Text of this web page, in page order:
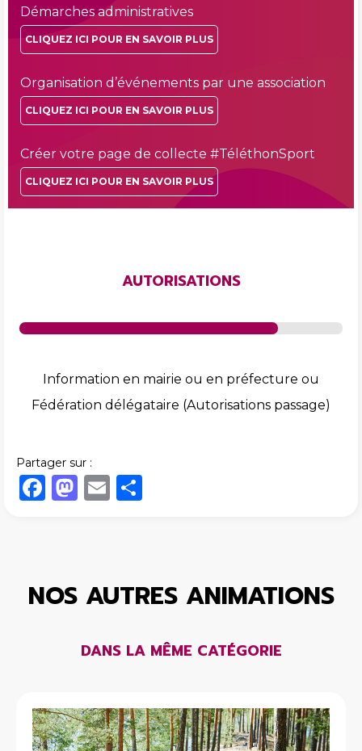
Démarches administratives
CLIQUEZ ICI POUR EN SAVOIR PLUS
Organisation d’événements par une association
CLIQUEZ ICI POUR EN SAVOIR PLUS
Créer votre page de collecte #TéléthonSport
CLIQUEZ ICI POUR EN SAVOIR PLUS
AUTORISATIONS
Information en mairie ou en préfecture ou
Fédération délégataire (Autorisations passage)
Partager sur :
Facebook
Mastodon
Email
NOS AUTRES ANIMATIONS
DANS LA MÊME CATÉGORIE